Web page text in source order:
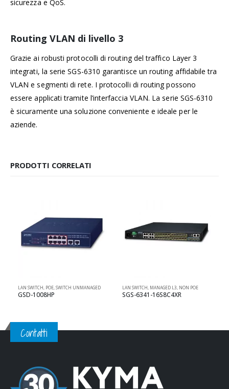
sicurezza e QoS.
Routing VLAN di livello 3
Grazie ai robusti protocolli di routing del traffico Layer 3
integrati, la serie SGS-6310 garantisce un routing affidabile tra
VLAN e segmenti di rete. I protocolli di routing possono
essere applicati tramite l’interfaccia VLAN. La serie SGS-6310
è sicuramente una soluzione conveniente e ideale per le
aziende.
PRODOTTI CORRELATI
LAN SWITCH, POE,SWITCH UNMANAGED
GSD-1008HP
LAN SWITCH, MANAGED L3, NON POE
SGS-6341-16S8C4XR
Contatti